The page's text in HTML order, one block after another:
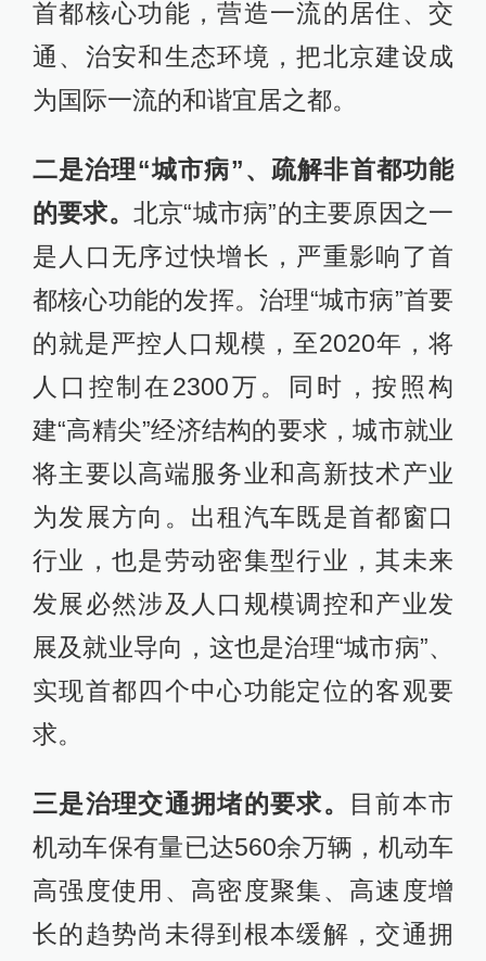
首都核心功能，营造一流的居住、交
通、治安和生态环境，把北京建设成
为国际一流的和谐宜居之都。
二是治理“城市病”、疏解非首都功能
的要求。 北京“城市病”的主要原因之一
是人口无序过快增长，严重影响了首
都核心功能的发挥。治理“城市病”首要
的就是严控人口规模，至2020年，将
人口控制在2300万。同时，按照构
建“高精尖”经济结构的要求，城市就业
将主要以高端服务业和高新技术产业
为发展方向。出租汽车既是首都窗口
行业，也是劳动密集型行业，其未来
发展必然涉及人口规模调控和产业发
展及就业导向，这也是治理“城市病”、
实现首都四个中心功能定位的客观要
求。
三是治理交通拥堵的要求。
目前本市
机动车保有量已达560余万辆，机动车
高强度使用、高密度聚集、高速度增
长的趋势尚未得到根本缓解，交通拥